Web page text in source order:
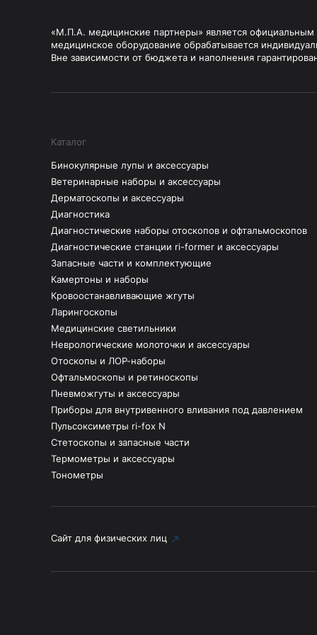
«М.П.А. медицинские партнеры» является
медицинское оборудование обрабатывается
Вне зависимости от бюджета и наполнения
Каталог
Бинокулярные лупы и аксессуары
Ветеринарные наборы и аксессуары
Дерматоскопы и аксессуары
Диагностика
Диагностические наборы отоскопов и офтальмоскопов
Диагностические станции ri-former и аксессуары
Запасные части и комплектующие
Камертоны и наборы
Кровоостанавливающие жгуты
Ларингоскопы
Медицинские светильники
Неврологические молоточки и аксессуары
Отоскопы и ЛОР-наборы
Офтальмоскопы и ретиноскопы
Пневможгуты и аксессуары
Приборы для внутривенного вливания под давлением
Пульсоксиметры ri-fox N
Стетоскопы и запасные части
Термометры и аксессуары
Тонометры
Сайт для физических лиц